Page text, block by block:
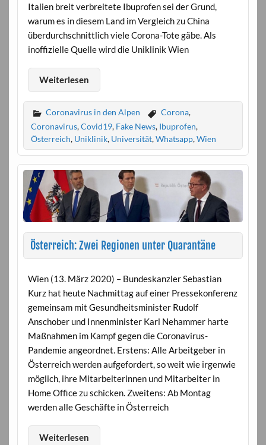
Italien breit verbreitete Ibuprofen sei der Grund,
warum es in diesem Land im Vergleich zu China
überdurchschnittlich viele Corona-Tote gäbe. Als
inoffizielle Quelle wird die Uniklinik Wien
Weiterlesen
Coronavirus in den Alpen Corona,
Coronavirus,Covid19, Fake News, Ibuprofen,
Österreich, Uniklinik, Universität,Whatsapp,Wien
Österreich: Zwei Regionen unter Quarantäne
Wien (13. März 2020) – Bundeskanzler Sebastian
Kurz hat heute Nachmittag auf einer Pressekonferenz
gemeinsam mit Gesundheitsminister Rudolf
Anschober und Innenminister Karl Nehammer harte
Maßnahmen im Kampf gegen die Coronavirus-
Pandemie angeordnet. Erstens: Alle Arbeitgeber in
Österreich werden aufgefordert, so weit wie irgenwie
möglich, ihre Mitarbeiterinnen und Mitarbeiter in
Home Office zu schicken. Zweitens: Ab Montag
werden alle Geschäfte in Österreich
Weiterlesen